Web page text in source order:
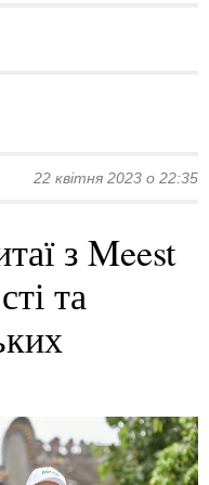
22 квітня 2023 о 22:35
з Meest
та